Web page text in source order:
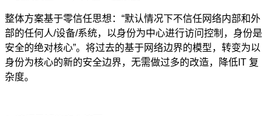
整体方案基于零信任思想：“默认情况下不信任网络内部和外
部的任何人/设备/系统，以身份为中心进行访问控制，身份是
安全的绝对核心”。将过去的基于网络边界的模型，转变为以
身份为核心的新的安全边界，无需做过多的改造，降低IT 复
杂度。